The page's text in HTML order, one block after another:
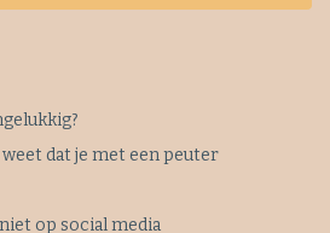
dat je met een peuter
op social media